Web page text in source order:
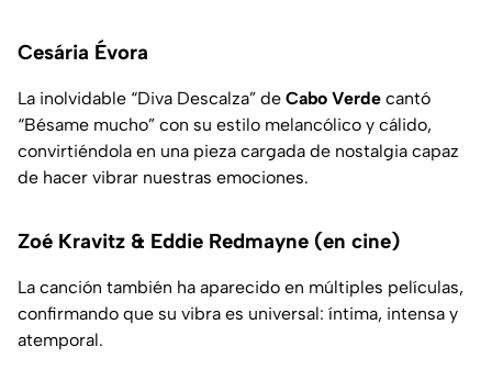
Cesária Évora
La inolvidable “Diva Descalza” de Cabo Verde cantó
“Bésame mucho” con su estilo melancólico y cálido,
convirtiéndola en una pieza cargada de nostalgia capaz
de hacer vibrar nuestras emociones.
Zoé Kravitz & Eddie Redmayne (en cine)
La canción también ha aparecido en múltiples películas,
confirmando que su vibra es universal: íntima, intensa y
atemporal.